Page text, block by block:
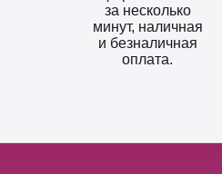
за несколько
минут, наличная
и безналичная
оплата.